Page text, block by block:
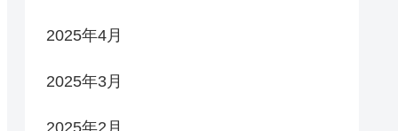
2025年4月
2025年3月